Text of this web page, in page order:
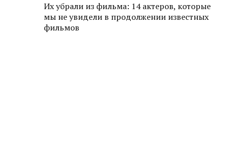
Их убрали из фильма: 14 актеров, которые
мы не увидели в продолжении известных
фильмов